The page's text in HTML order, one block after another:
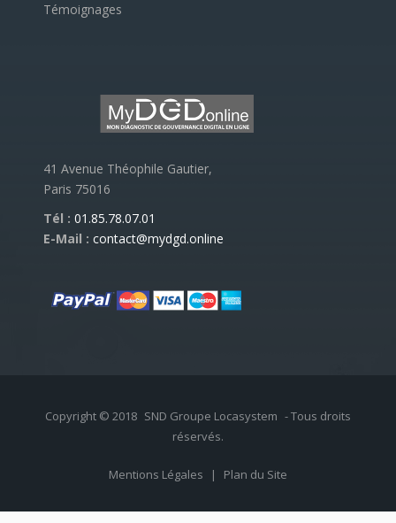
Témoignages
41 Avenue Théophile Gautier,
Paris 75016
Tél : 01.85.78.07.01
E-Mail : contact@mydgd.online
Copyright © 2018 SND Groupe Locasystem - Tous droits
réservés.
Mentions Légales | Plan du Site